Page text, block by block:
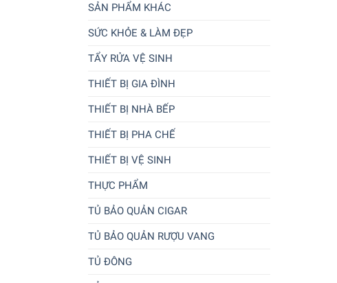
SẢN PHẨM KHÁC
SỨC KHỎE & LÀM ĐẸP
TẨY RỬA VỆ SINH
THIẾT BỊ GIA ĐÌNH
THIẾT BỊ NHÀ BẾP
THIẾT BỊ PHA CHẾ
THIẾT BỊ VỆ SINH
THỰC PHẨM
TỦ BẢO QUẢN CIGAR
TỦ BẢO QUẢN RƯỢU VANG
TỦ ĐÔNG